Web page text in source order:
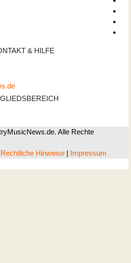
& HILFE
Alle Rechte
Rechtliche Hinweise | Impressum